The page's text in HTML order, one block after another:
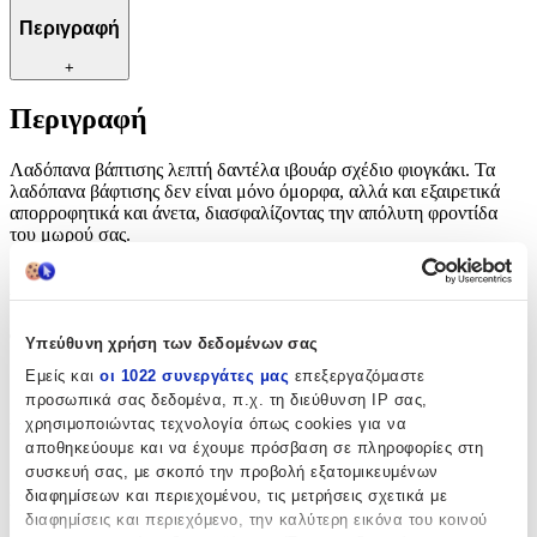
Υπεύθυνη χρήση των δεδομένων σας
Εμείς και οι 1022 συνεργάτες μας επεξεργαζόμαστε
προσωπικά σας δεδομένα, π.χ. τη διεύθυνση IP σας,
χρησιμοποιώντας τεχνολογία όπως cookies για να
αποθηκεύουμε και να έχουμε πρόσβαση σε πληροφορίες στη
συσκευή σας, με σκοπό την προβολή εξατομικευμένων
διαφημίσεων και περιεχομένου, τις μετρήσεις σχετικά με
διαφημίσεις και περιεχόμενο, την καλύτερη εικόνα του κοινού
Περιγραφή
+
Περιγραφή
Λαδόπανα βάπτισης λεπτή δαντέλα ιβουάρ σχέδιο φιογκάκι. Τα
λαδόπανα βάφτισης δεν είναι μόνο όμορφα, αλλά και εξαιρετικά
απορροφητικά και άνετα, διασφαλίζοντας την απόλυτη φροντίδα
του μωρού σας.
Χαρακτηριστικά
Φύλο:
Κορίτσι
Χρώμα:
Λευκό
Κατασκευαστής: